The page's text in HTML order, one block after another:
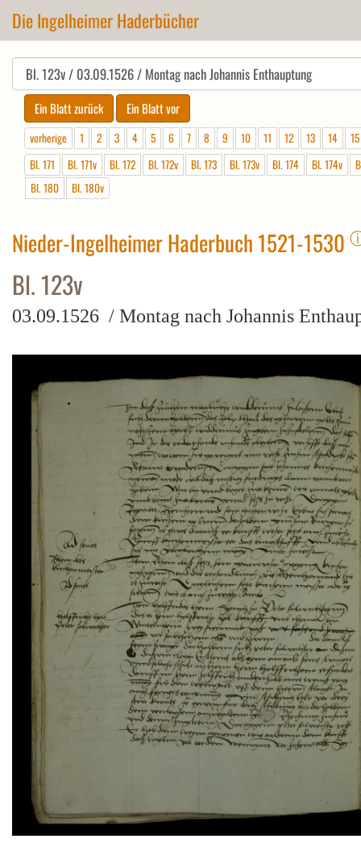
Die Ingelheimer Haderbücher
vorherige 1 2 3 4 5 6 7 8 9 10 11 12 13 14
15
Bl. 171
Bl. 171v Bl. 172 Bl. 172v Bl. 173 Bl. 173v Bl. 174 Bl. 174v
Bl. 180
Bl. 180v
Nieder-Ingelheimer Haderbuch 1521-1530
Bl. 123v
03.09.1526 / Montag nach Johannis